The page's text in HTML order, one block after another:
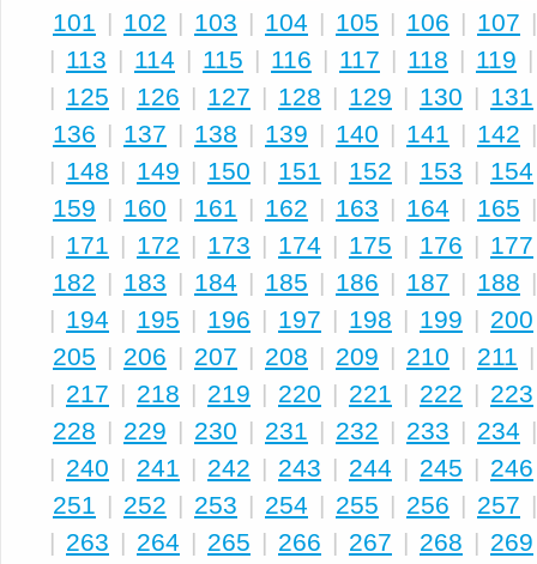
101 | 102 | 103 | 104 | 105 | 106 | 107
| 113 | 114 | 115 | 116 | 117 | 118 | 119
| 125 | 126 | 127 | 128 | 129 | 130 | 131
136 | 137 | 138 | 139 | 140 | 141 | 142
| 148 | 149 | 150 | 151 | 152 | 153 | 154
159 | 160 | 161 | 162 | 163 | 164 | 165
| 171 | 172 | 173 | 174 | 175 | 176 | 177
182 | 183 | 184 | 185 | 186 | 187 | 188
| 194 | 195 | 196 | 197 | 198 | 199 | 200
205 | 206 | 207 | 208 | 209 | 210 | 211
| 217 | 218 | 219 | 220 | 221 | 222 | 223
228 | 229 | 230 | 231 | 232 | 233 | 234
| 240 | 241 | 242 | 243 | 244 | 245 | 246
251 | 252 | 253 | 254 | 255 | 256 | 257
| 263 | 264 | 265 | 266 | 267 | 268 | 269